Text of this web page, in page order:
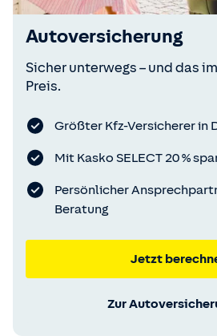
Autoversicherung
Sicher unterwegs – und das
Preis.
Größter Kfz-Versicherer in
Mit Kasko SELECT 20 %
Persönlicher
Beratung
Jetzt
Zur